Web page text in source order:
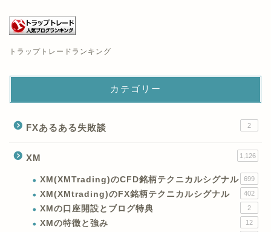
トラップトレードランキング
カテゴリー
FXあるある失敗談 2
XM 1,126
XM(XMTrading)のCFD銘柄テクニカルシグナル 699
XM(XMtrading)のFX銘柄テクニカルシグナル 402
XMの口座開設とブログ特典 2
XMの特徴と強み 12